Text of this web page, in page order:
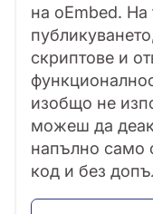
на oEmbed. На
скриптове и
изобщо не
можеш да
напълно само
код и без